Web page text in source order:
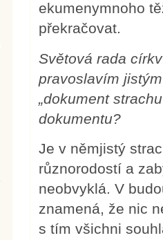
ekumenymnoho
překračovat.
Světová rada
pravoslavím
„dokument
dokumentu?
Je v němjistý
různorodostí a
neobvyklá. V
znamená, že nic
s tím všichni